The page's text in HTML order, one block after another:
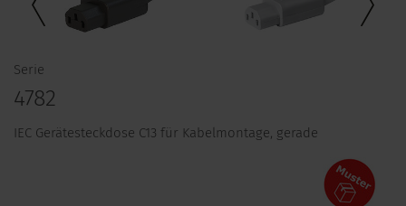
Serie
4782
IEC Gerätesteckdose C13 für Kabelmontage, gerade